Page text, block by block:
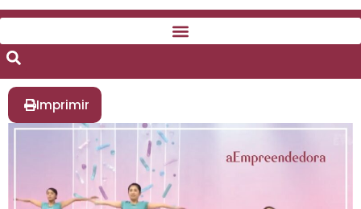
Imprimir